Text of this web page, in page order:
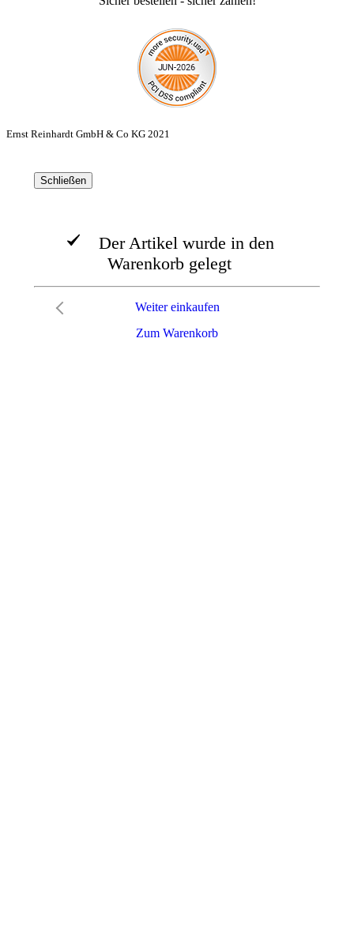
Ernst Reinhardt GmbH & Co KG 2021
Schließen
Der Artikel wurde in den
Warenkorb gelegt
Zum Warenkorb
Weiter einkaufen